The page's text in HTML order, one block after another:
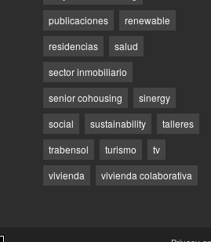
publicaciones
renewable
residencias
salud
sector inmobiliario
senior cohousing
sinergy
social
sustainability
talleres
trabensol
turismo
tv
vivienda
vivienda colaborativa